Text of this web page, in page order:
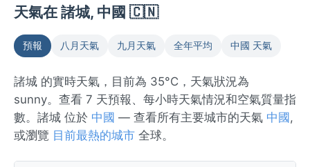
天氣在 諸城, 中國 🇨🇳
預報 八月天氣 九月天氣 全年平均 中國 天氣
諸城 的實時天氣，目前為 35°C，天氣狀況為
sunny。查看 7 天預報、每小時天氣情況和空氣質量指
數。諸城 位於 中國 — 查看所有主要城市的天氣 中國 ,
或瀏覽 目前最熱的城市 全球。